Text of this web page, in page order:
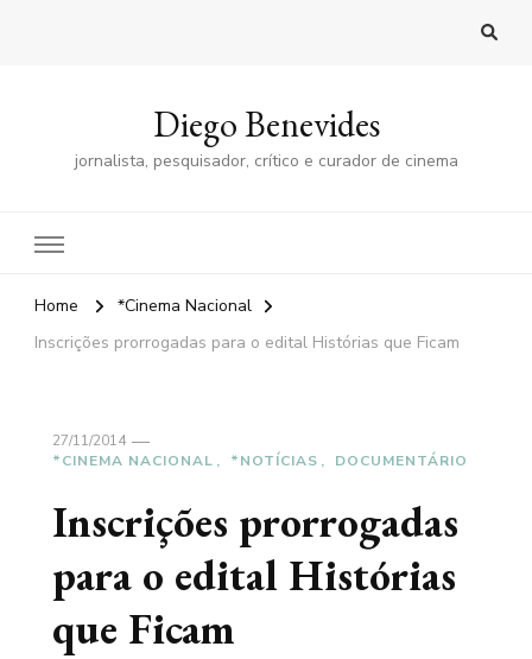
Diego Benevides
jornalista, pesquisador, crítico e curador de cinema
Home
*Cinema Nacional
Inscrições prorrogadas para o edital Histórias que Ficam
27/11/2014
*CINEMA NACIONAL
*NOTÍCIAS DOCUMENTÁRIO
Inscrições prorrogadas
para o edital Histórias
que Ficam